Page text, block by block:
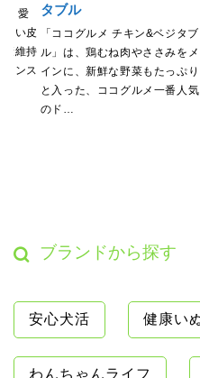
、愛
い皮
康維持
ンス
タブル
「ココグルメ チキン&ベジタブ
ル」は、鶏むね肉やささみをメ
インに、新鮮な野菜もたっぷり
と入った、ココグルメ一番人気
のド…
ブランドから探す
安心犬活 健康い
わんちゃんライフ